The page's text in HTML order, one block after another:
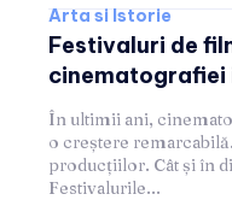
Arta si Istorie
Festivaluri de
cinematografiei
În ultimii ani,
o creștere
producțiilor. Cât și în
Festivalurile...